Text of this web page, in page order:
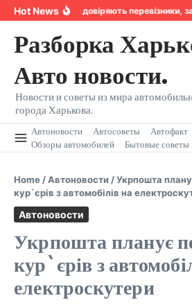
Перейти к содержанию
Hot News
Надійність, якій довіряють
Разборка
Авто новости.
Новости и советы из мира
города Харькова.
Автоновости Автосоветы
Автофакт
Обзоры автомобилей
Бытовые советы
Home /Автоновости /Укрпошта
кур`єрів з автомобілів на
Автоновости
Укрпошта планує
кур`єрів з
електроскутери